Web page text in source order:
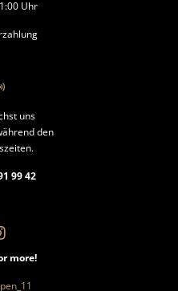
Uhr
uns
den
99 42
more!